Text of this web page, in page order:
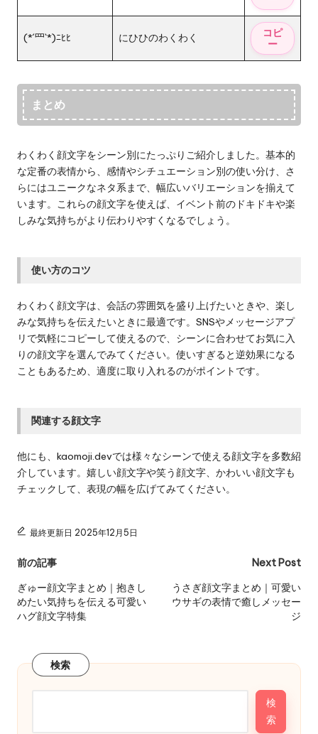
(*´罒`*)ﾆﾋﾋ にひひのわくわく
まとめ
わくわく顔文字をシーン別にたっぷりご紹介しました。基本的
な定番の表情から、感情やシチュエーション別の使い分け、さ
らにはユニークなネタ系まで、幅広いバリエーションを揃えて
います。これらの顔文字を使えば、イベント前のドキドキや楽
しみな気持ちがより伝わりやすくなるでしょう。
使い方のコツ
わくわく顔文字は、会話の雰囲気を盛り上げたいときや、楽し
みな気持ちを伝えたいときに最適です。SNSやメッセージアプ
リで気軽にコピーして使えるので、シーンに合わせてお気に入
りの顔文字を選んでみてください。使いすぎると逆効果になる
こともあるため、適度に取り入れるのがポイントです。
関連する顔文字
他にも、kaomoji.devでは様々なシーンで使える顔文字を多数紹
介しています。嬉しい顔文字や笑う顔文字、かわいい顔文字も
チェックして、表現の幅を広げてみてください。
最終更新日 2025年12月5日
Post
前の記事
ぎゅー顔文字まとめ｜抱きし
めたい気持ちを伝える可愛い
ハグ顔文字特集
Next Post
うさぎ顔文字まとめ｜可愛い
ウサギの表情で癒しメッセー
ジ
検索
検
索